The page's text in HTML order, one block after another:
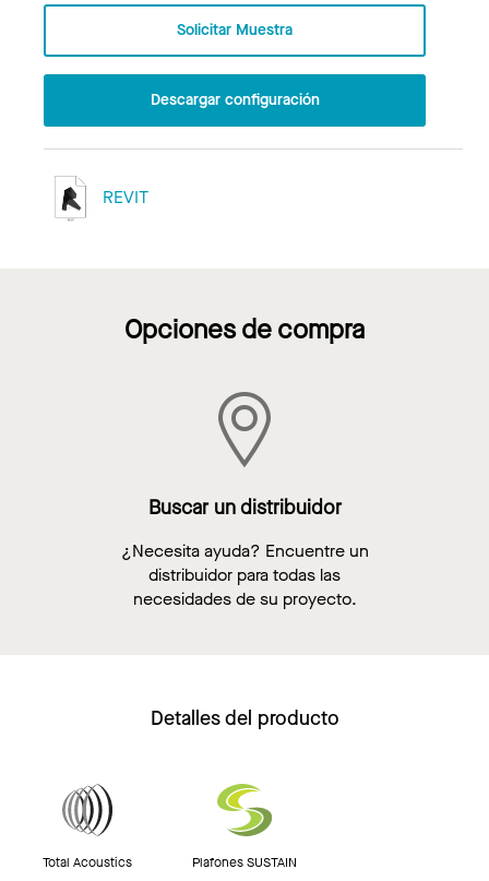
Solicitar Muestra
Descargar configuración
REVIT
Opciones de compra
Buscar un distribuidor
¿Necesita ayuda? Encuentre un
distribuidor para todas las
necesidades de su proyecto.
Detalles del producto
Total Acoustics Plafones SUSTAIN